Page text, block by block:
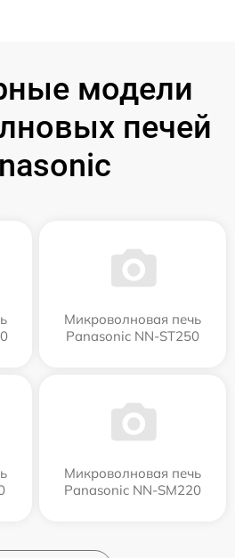
модели
печей
Микроволновая печь
Panasonic NN-ST250
Микроволновая печь
Panasonic NN-SM220